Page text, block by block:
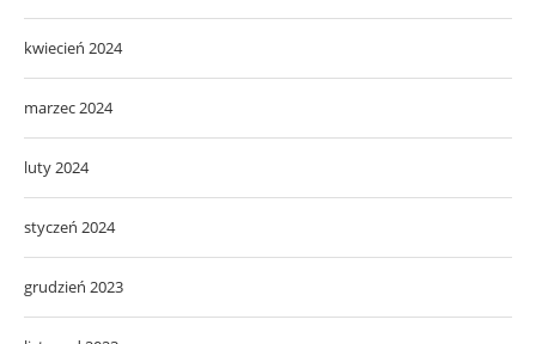
kwiecień 2024
marzec 2024
luty 2024
styczeń 2024
grudzień 2023